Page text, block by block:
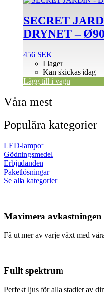
SECRET
DRYNET – Ø90
456 SEK
I lager
Kan skickas idag
Lägg till i vagn
Våra mest
Populära kategorier
LED-lampor
Gödningsmedel
Erbjudanden
Paketlösningar
Se alla kategorier
Maximera avkastningen
Få ut mer av varje växt med
Fullt spektrum
Perfekt ljus för alla stadier av